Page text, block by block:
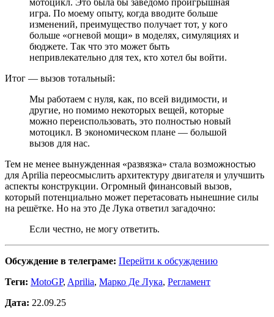
игра. По моему опыту, когда вводите больше
изменений, преимущество получает тот, у кого
больше «огневой мощи» в моделях, симуляциях и
бюджете. Так что это может быть
непривлекательно для тех, кто хотел бы войти.
Итог — вызов тотальный:
Мы работаем с нуля, как, по всей видимости, и
другие, но помимо некоторых вещей, которые
можно переиспользовать, это полностью новый
мотоцикл. В экономическом плане — большой
вызов для нас.
Тем не менее вынужденная «развязка» стала возможностью
для Aprilia переосмыслить архитектуру двигателя и улучшить
аспекты конструкции. Огромный финансовый вызов,
который потенциально может перетасовать нынешние силы
на решётке. Но на это Де Лука ответил загадочно:
Если честно, не могу ответить.
Обсуждение в телеграме: Перейти к обсуждению
Теги: MotoGP, Aprilia, Марко Де Лука, Регламент
Дата: 22.09.25